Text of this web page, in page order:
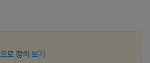
로 정의 보기